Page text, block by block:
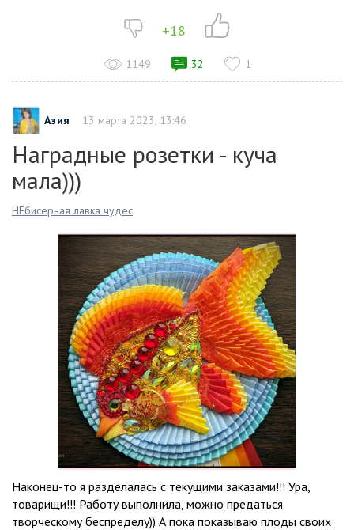
+18
1149 32 1
Азия 13 марта 2023, 13:46
Наградные розетки - куча
мала)))
НЕбисерная лавка чудес
Наконец-то я разделалась с текущими заказами!!! Ура,
товарищи!!! Работу выполнила, можно предаться
творческому беспределу)) А пока показываю плоды своих